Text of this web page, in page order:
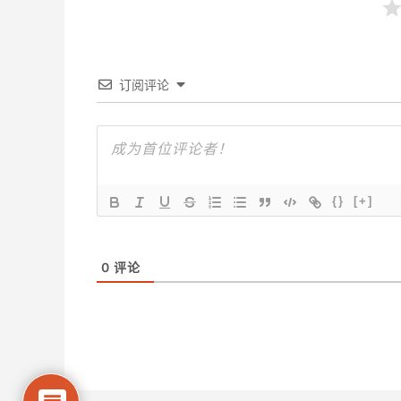
订阅评论
{} [+]
0 评论